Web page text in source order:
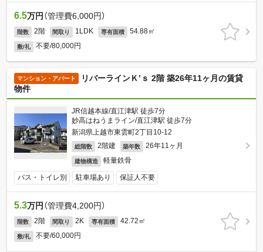
6.5万円 （管理費6,000円）
階数 2階 間取り 1LDK 専有面積 54.88㎡
敷/礼 不要/80,000円
マンション・アパート
リバーラインＫ’ｓ 2階 築26年11ヶ月の賃貸
物件
JR信越本線/直江津駅 徒歩7分
妙高はねうまライン/直江津駅 徒歩7分
新潟県上越市東雲町2丁目10-12
総階数 2階建 築年数 26年11ヶ月
建物構造 軽量鉄骨
バス・トイレ別 駐車場あり 保証人不要
5.3万円 （管理費4,200円）
階数 2階 間取り 2K 専有面積 42.72㎡
敷/礼 不要/60,000円